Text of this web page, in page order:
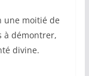
une moitié de
à démontrer,
divine.